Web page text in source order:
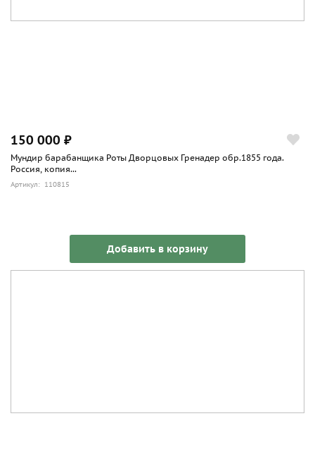
150 000 ₽
Мундир барабанщика Роты Дворцовых Гренадер обр.1855 года.
Россия, копия...
Артикул: 110815
Добавить в корзину